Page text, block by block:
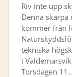
Riv inte upp
Denna
kommer från
tekniska
i
Torsdagen